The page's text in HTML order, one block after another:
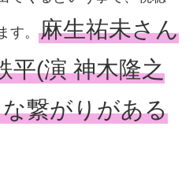
す。
麻生祐未さん
平(演 神木隆之
繋がりがある